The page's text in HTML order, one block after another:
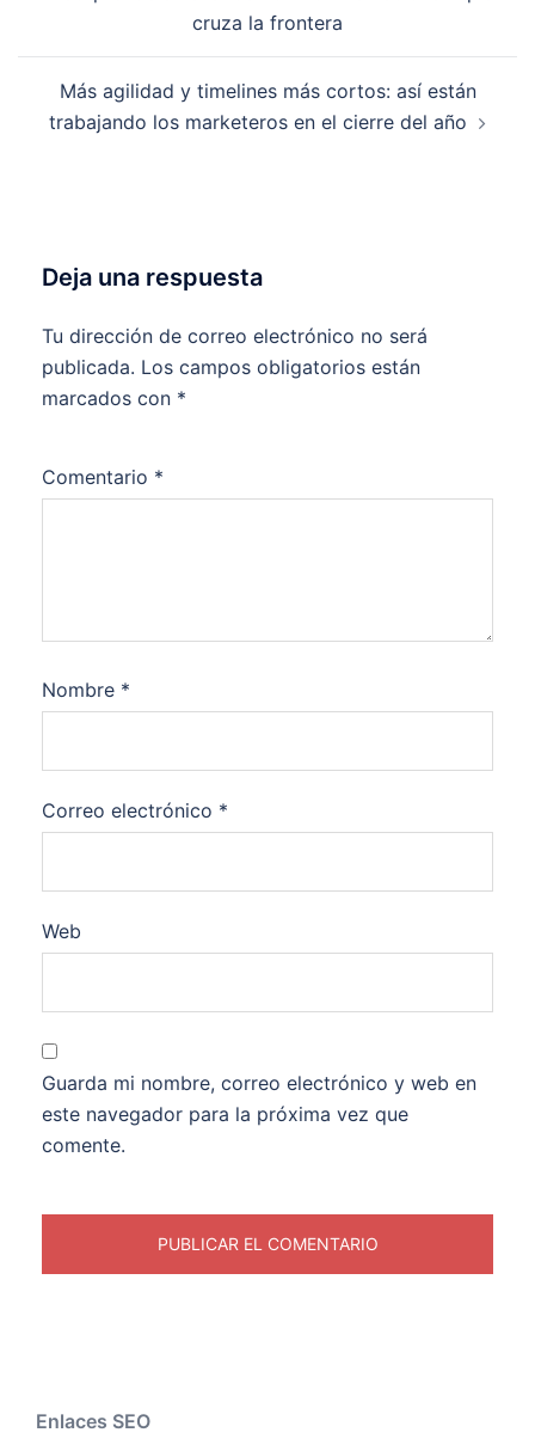
cruza la frontera
Más agilidad y timelines más cortos: así están
trabajando los marketeros en el cierre del año
Deja una respuesta
Tu dirección de correo electrónico no será
publicada. Los campos obligatorios están
marcados con *
Comentario *
Nombre *
Correo electrónico *
Web
Guarda mi nombre, correo electrónico y web en
este navegador para la próxima vez que
comente.
Enlaces SEO